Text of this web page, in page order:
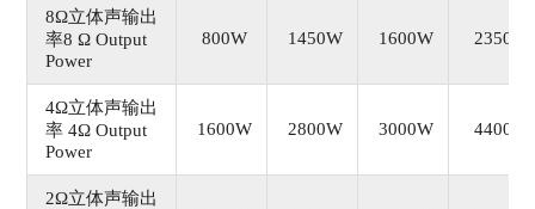
8Ω立体声输出
率8 Ω Output
Power
800W 1450W 1600W 2350W
4Ω立体声输出
率 4Ω Output
Power
1600W 2800W 3000W 4400W
2Ω立体声输出